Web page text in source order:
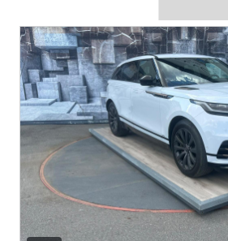
centrál dálkový
adaptivní tempomat
parkovací senzory zadní
posilovač řízení
stabilizace podvozku (ESP)
protiprokluzový systém kol (ASR)
pohon 4x4